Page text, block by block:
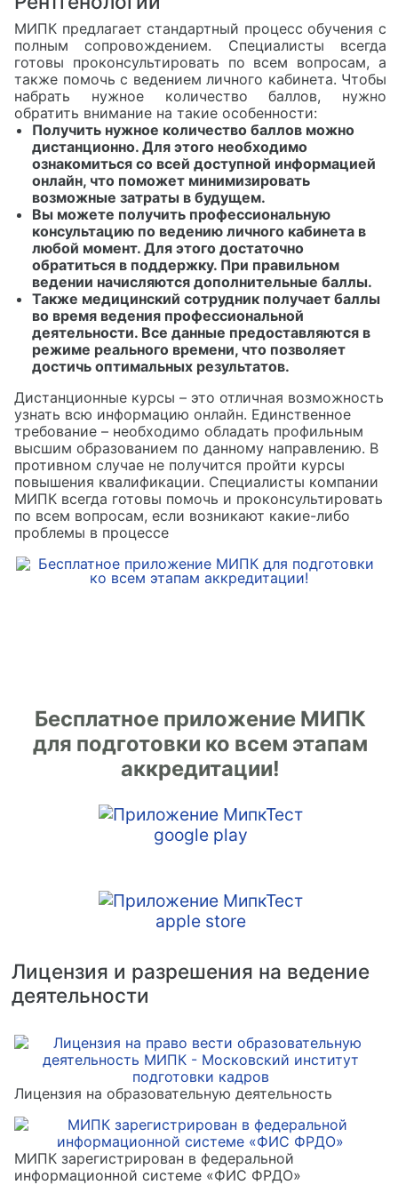
МИПК предлагает стандартный процесс обучения с
полным сопровождением. Специалисты всегда
готовы проконсультировать по всем вопросам, а
также помочь с ведением личного кабинета. Чтобы
набрать нужное количество баллов, нужно
обратить внимание на такие особенности:
Получить нужное количество баллов можно
дистанционно. Для этого необходимо
ознакомиться со всей доступной информацией
онлайн, что поможет минимизировать
возможные затраты в будущем.
Вы можете получить профессиональную
консультацию по ведению личного кабинета в
любой момент. Для этого достаточно
обратиться в поддержку. При правильном
ведении начисляются дополнительные баллы.
Также медицинский сотрудник получает баллы
во время ведения профессиональной
деятельности. Все данные предоставляются в
режиме реального времени, что позволяет
достичь оптимальных результатов.
Дистанционные курсы – это отличная возможность
узнать всю информацию онлайн. Единственное
требование – необходимо обладать профильным
высшим образованием по данному направлению. В
противном случае не получится пройти курсы
повышения квалификации. Специалисты компании
МИПК всегда готовы помочь и проконсультировать
по всем вопросам, если возникают какие-либо
проблемы в процессе
Бесплатное приложение МИПК
для подготовки ко всем этапам
аккредитации!
Лицензия и разрешения на ведение
деятельности
Лицензия на образовательную деятельность
МИПК зарегистрирован в федеральной
информационной системе «ФИС ФРДО»